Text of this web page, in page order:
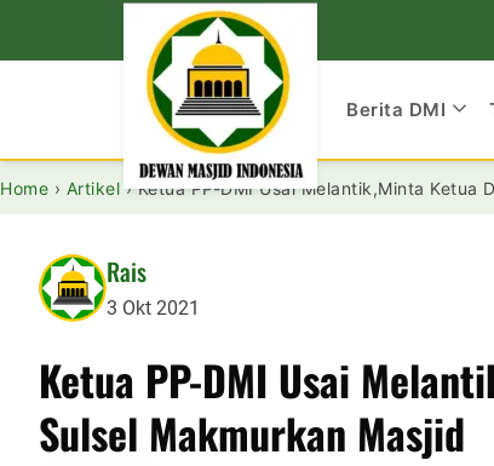
Berita DMI
Home › Artikel›Ketua PP-DMI Usai Melantik,Minta Ketua
Rais
3 Okt 2021
Ketua PP-DMI Usai
Sulsel Makmurkan Masjid